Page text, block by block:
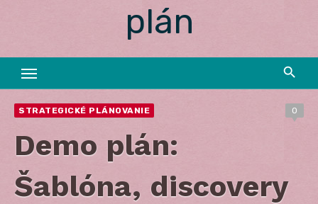
plán
STRATEGICKÉ PLÁNOVANIE 0
Demo plán:
Šablóna, discovery